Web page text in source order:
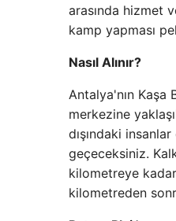
arasında hizmet
kamp yapması
Nasıl Alınır?
Antalya'nın Kaşa
merkezine
dışındaki
geçeceksiniz.
kilometreye kadar
kilometreden